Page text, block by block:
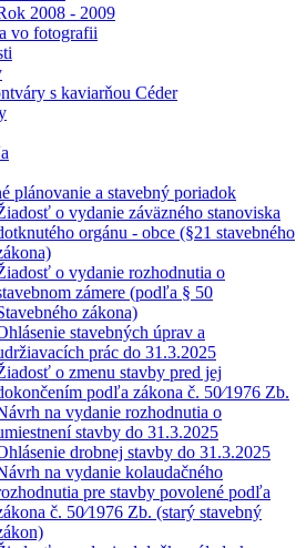
2008 - 2009
vo fotografii
s kaviarňou Céder
plánovanie a stavebný poriadok
o vydanie záväzného stanoviska
orgánu - obce (§21 stavebného
o vydanie rozhodnutia o
zámere (podľa § 50
zákona)
stavebných úprav a
prác do 31.3.2025
o zmenu stavby pred jej
podľa zákona č. 50⁄1976 Zb.
na vydanie rozhodnutia o
stavby do 31.3.2025
drobnej stavby do 31.3.2025
na vydanie kolaudačného
pre stavby povolené podľa
č. 50⁄1976 Zb. (starý stavebný